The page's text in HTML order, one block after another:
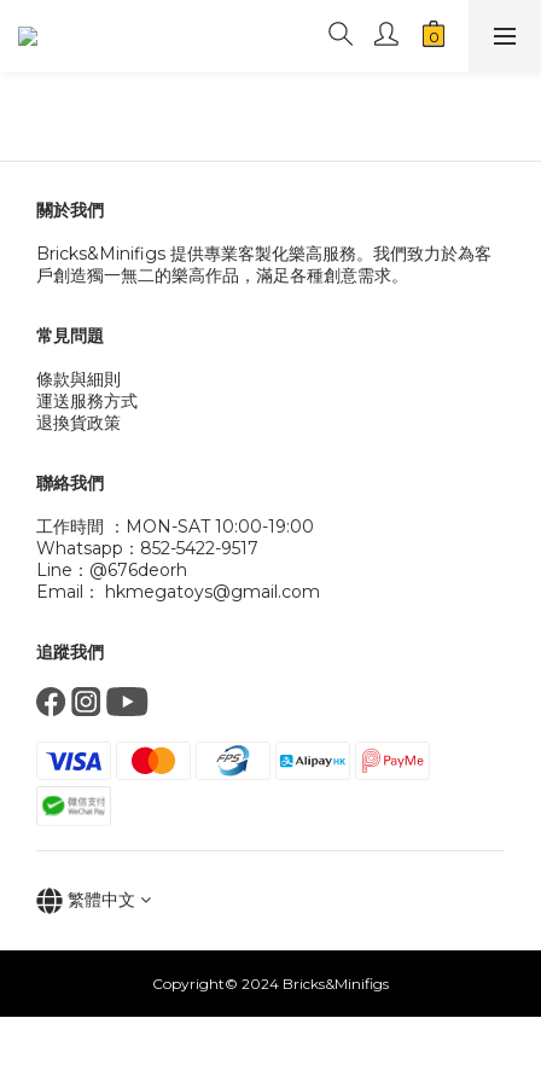
關於我們
Bricks&Minifigs 提供專業客製化樂高服務。我們致力於為客
戶創造獨一無二的樂高作品，滿足各種創意需求。
常見問題
條款與細則
運送服務方式
退換貨政策
聯絡我們
工作時間 ：MON-SAT 10:00-19:00
Whatsapp：852-5422-9517
Line：@676deorh
Email： hkmegatoys@gmail.com
追蹤我們
繁體中文
Copyright© 2024 Bricks&Minifigs